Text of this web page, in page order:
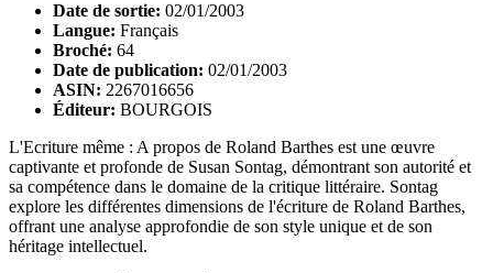
Date de sortie: 02/01/2003
Langue: Français
Broché: 64
Date de publication: 02/01/2003
ASIN: 2267016656
Éditeur: BOURGOIS
L'Ecriture même : A propos de Roland Barthes est une œuvre
captivante et profonde de Susan Sontag, démontrant son autorité et
sa compétence dans le domaine de la critique littéraire. Sontag
explore les différentes dimensions de l'écriture de Roland Barthes,
offrant une analyse approfondie de son style unique et de son
héritage intellectuel.